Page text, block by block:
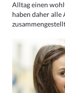
Alltag einen
haben daher alle